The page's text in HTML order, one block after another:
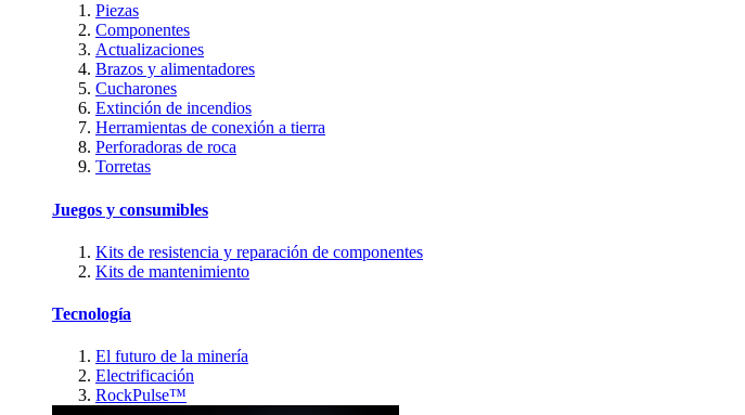
Piezas
Componentes
Actualizaciones
Brazos y alimentadores
Cucharones
Extinción de incendios
Herramientas de conexión a tierra
Perforadoras de roca
Torretas
Juegos y consumibles
Kits de resistencia y reparación de componentes
Kits de mantenimiento
Tecnología
El futuro de la minería
Electrificación
RockPulse™